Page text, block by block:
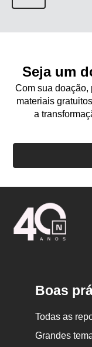
Seja um
Com sua doação,
materiais
a
Boas
Todas as
Grandes